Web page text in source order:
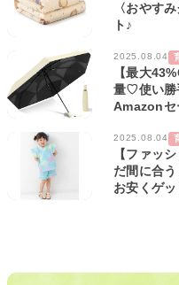
〈おやす
ト♪
2025.08.04
【最大
量♡使い勝
Amazonセ
2025.08.04
【ファッ
だ間に合
お安くゲ